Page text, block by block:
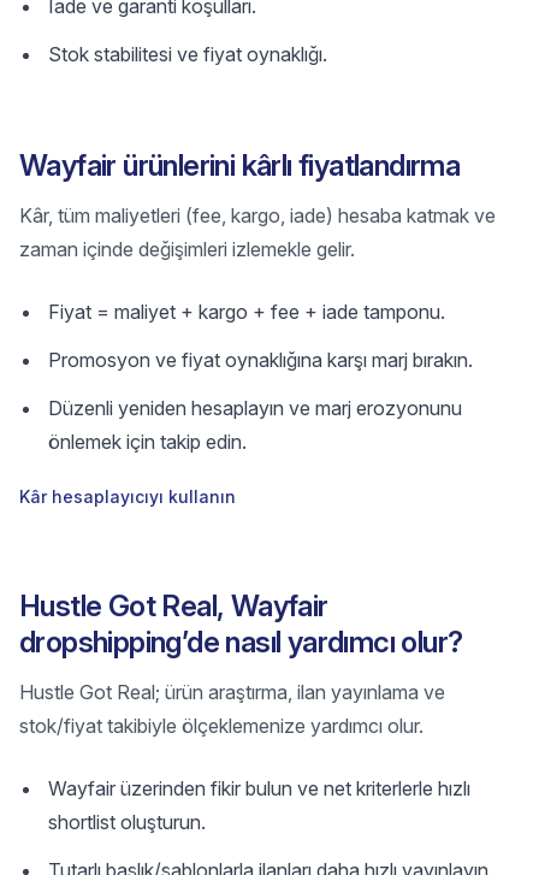
İade ve garanti koşulları.
Stok stabilitesi ve fiyat oynaklığı.
Wayfair ürünlerini kârlı fiyatlandırma
Kâr, tüm maliyetleri (fee, kargo, iade) hesaba katmak ve
zaman içinde değişimleri izlemekle gelir.
Fiyat = maliyet + kargo + fee + iade tamponu.
Promosyon ve fiyat oynaklığına karşı marj bırakın.
Düzenli yeniden hesaplayın ve marj erozyonunu
önlemek için takip edin.
Kâr hesaplayıcıyı kullanın
Hustle Got Real, Wayfair
dropshipping’de nasıl yardımcı olur?
Hustle Got Real; ürün araştırma, ilan yayınlama ve
stok/fiyat takibiyle ölçeklemenize yardımcı olur.
Wayfair üzerinden fikir bulun ve net kriterlerle hızlı
shortlist oluşturun.
Tutarlı başlık/şablonlarla ilanları daha hızlı yayınlayın.